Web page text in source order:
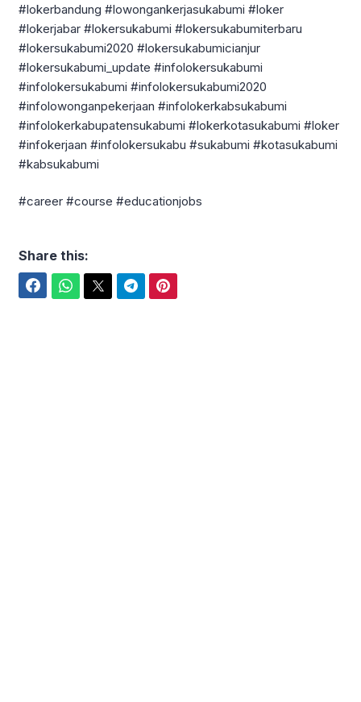
#lokerbandung #lowongankerjasukabumi #loker
#lokerjabar #lokersukabumi #lokersukabumiterbaru
#lokersukabumi2020 #lokersukabumicianjur
#lokersukabumi_update #infolokersukabumi
#infolokersukabumi #infolokersukabumi2020
#infolowonganpekerjaan #infolokerkabsukabumi
#infolokerkabupatensukabumi #lokerkotasukabumi #loker
#infokerjaan #infolokersukabu #sukabumi #kotasukabumi
#kabsukabumi
#career #course #educationjobs
Share this: